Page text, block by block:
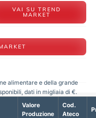
VAI SU TREND
MARKET
Valore
Produzione
Cod.
Ateco
alimentare e della grande
dati in migliaia di €.